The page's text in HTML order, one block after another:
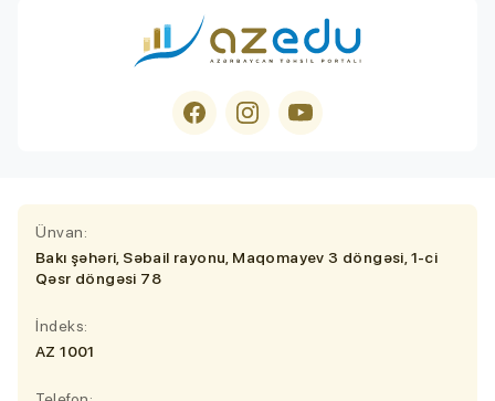
Ünvan:
Bakı şəhəri, Səbail rayonu, Maqomayev 3 döngəsi, 1-ci
Qəsr döngəsi 78
İndeks:
AZ 1001